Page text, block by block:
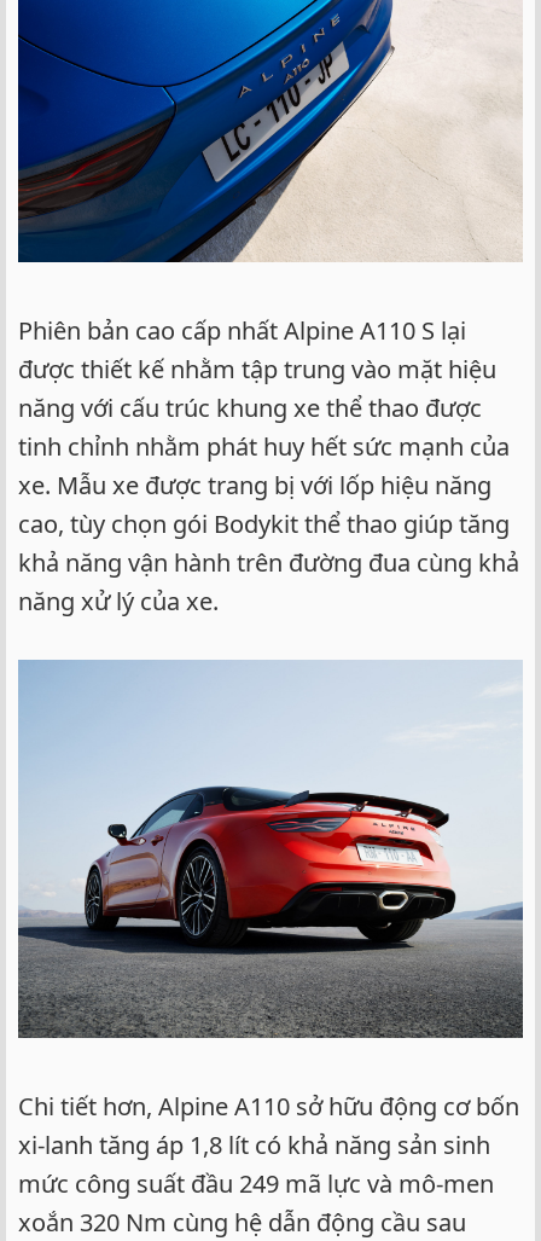
Phiên bản cao cấp nhất Alpine A110 S lại
được thiết kế nhằm tập trung vào mặt hiệu
năng với cấu trúc khung xe thể thao được
tinh chỉnh nhằm phát huy hết sức mạnh của
xe. Mẫu xe được trang bị với lốp hiệu năng
cao, tùy chọn gói Bodykit thể thao giúp tăng
khả năng vận hành trên đường đua cùng khả
năng xử lý của xe.
Chi tiết hơn, Alpine A110 sở hữu động cơ bốn
xi-lanh tăng áp 1,8 lít có khả năng sản sinh
mức công suất đầu 249 mã lực và mô-men
xoắn 320 Nm cùng hệ dẫn động cầu sau